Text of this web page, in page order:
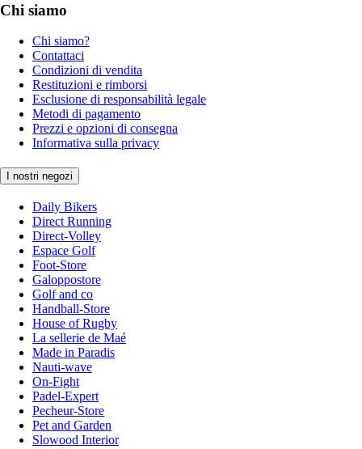
Chi siamo
Chi siamo?
Contattaci
Condizioni di vendita
Restituzioni e rimborsi
Esclusione di responsabilità legale
Metodi di pagamento
Prezzi e opzioni di consegna
Informativa sulla privacy
I nostri negozi
Daily Bikers
Direct Running
Direct-Volley
Espace Golf
Foot-Store
Galoppostore
Golf and co
Handball-Store
House of Rugby
La sellerie de Maé
Made in Paradis
Nauti-wave
On-Fight
Padel-Expert
Pecheur-Store
Pet and Garden
Slowood Interior